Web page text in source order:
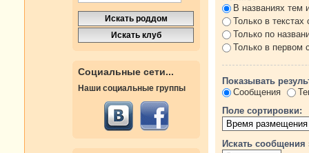
Социальные сети...
Наши социальные группы
В названиях тем
Только в
Только по
Только в первом
Показывать
Сообщения
Поле сортировки:
Искать сообщения